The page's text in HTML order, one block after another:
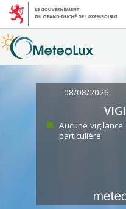
08/08/2026
Aucune vigilance
particulière